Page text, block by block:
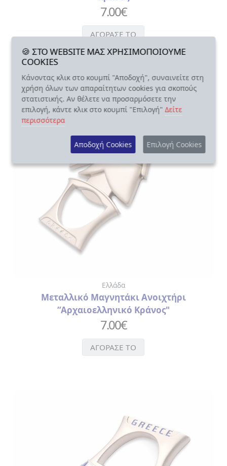
7.00€
ΑΓΟΡΑΣΕ ΤΟ
Ελλάδα
Μεταλλικό Μαγνητάκι Ανοιχτήρι
“Αρχαιοελληνικό Κράνος"
7.00€
ΑΓΟΡΑΣΕ ΤΟ
🍪 ΣΤΟ WEBSITE ΜΑΣ ΧΡΗΣΙΜΟΠΟΙΟΥΜΕ
COOKIES
Κάνοντας κλικ στο κουμπί "Αποδοχή", συναινείτε στη
χρήση όλων των απαραίτητων cookies για σκοπούς
στατιστικής. Αν θέλετε να προσαρμόσετε την
επιλογή, κάντε κλικ στο κουμπί "Επιλογή"Δείτε
περισσότερα
Αποδοχή Cookies Επιλογή Cookies